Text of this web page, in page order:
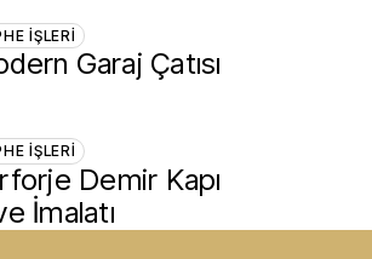
İŞLERI
Garaj Çatısı
İŞLERI
Demir Kapı
İmalatı